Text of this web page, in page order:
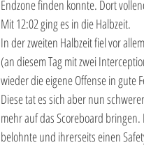
Endzone finden konnte. Dort
Mit 12:02 ging es in die Halbzeit.
In der zweiten Halbzeit fiel vor
(an diesem Tag mit zwei
wieder die eigene Offense in gute
Diese tat es sich aber nun
mehr auf das Scoreboard
belohnte und ihrerseits einen